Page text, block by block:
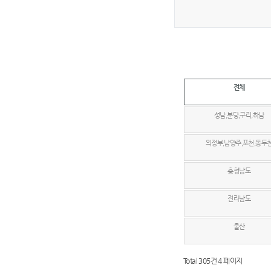
전체
성남,분당,구리,하남
의정부,남양주,포천,동두
충청남도
전라남도
울산
Total 305건4 페이지